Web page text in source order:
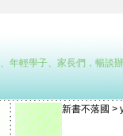
年輕學子、家長們，暢談
新書不落國 >